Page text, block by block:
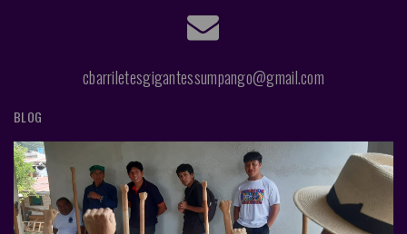
cbarriletesgigantessumpango@gmail.com
BLOG